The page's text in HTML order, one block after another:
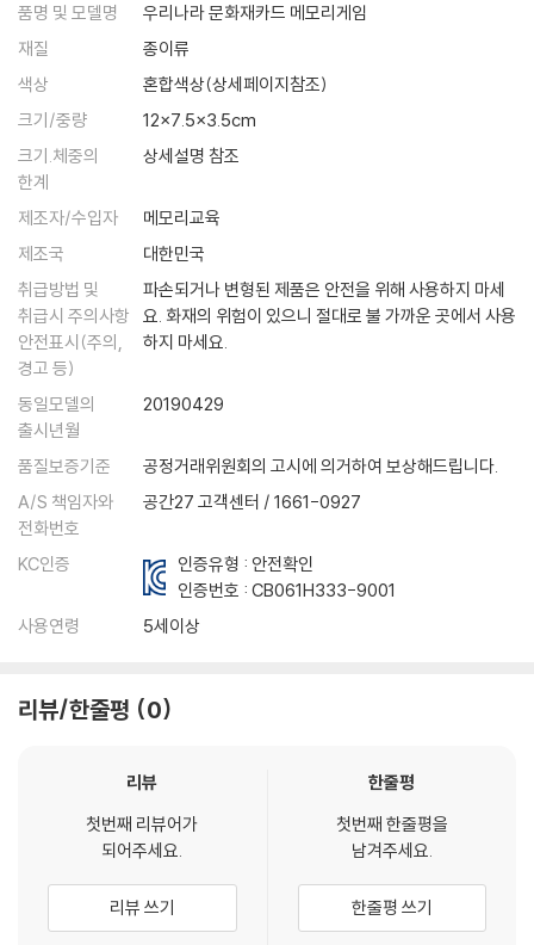
품명 및 모델명
우리나라 문화재카드 메모리게임
재질
종이류
색상
혼합색상(상세페이지참조)
크기/중량
12x7.5x3.5cm
크기.체중의
한계
상세설명 참조
제조자/수입자
메모리교육
제조국
대한민국
취급방법 및
취급시 주의사항
안전표시(주의,
경고 등)
파손되거나 변형된 제품은 안전을 위해 사용하지 마세
요. 화재의 위험이 있으니 절대로 불 가까운 곳에서 사용
하지 마세요.
동일모델의
출시년월
20190429
품질보증기준
공정거래위원회의 고시에 의거하여 보상해드립니다.
A/S 책임자와
전화번호
공간27 고객센터 / 1661-0927
KC인증
인증유형 : 안전확인
인증번호 :CB061H333-9001
사용연령
5세이상
리뷰/한줄평 0
리뷰
첫번째 리뷰어가
되어주세요.
리뷰 쓰기
한줄평
첫번째 한줄평을
남겨주세요.
한줄평 쓰기